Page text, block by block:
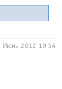
Июнь 2012 19:54